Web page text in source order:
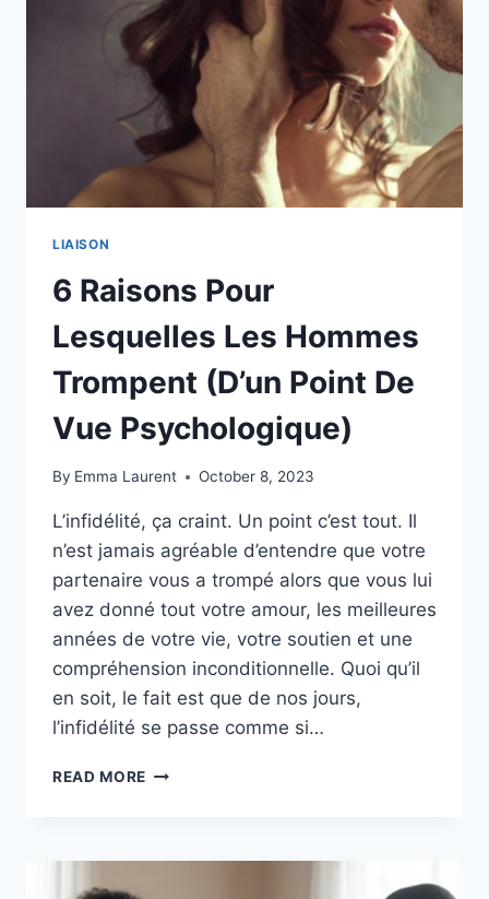
PEUT-
ELLE
DEVENIR
DANGEREUSE)
LIAISON
6 Raisons Pour
Lesquelles Les Hommes
Trompent (D’un Point De
Vue Psychologique)
By Emma Laurent October 8, 2023
L’infidélité, ça craint. Un point c’est tout. Il
n’est jamais agréable d’entendre que votre
partenaire vous a trompé alors que vous lui
avez donné tout votre amour, les meilleures
années de votre vie, votre soutien et une
compréhension inconditionnelle. Quoi qu’il
en soit, le fait est que de nos jours,
l’infidélité se passe comme si…
READ MORE 6
LES